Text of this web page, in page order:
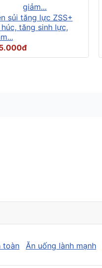
sủi tăng lực ZSS+
tăng sinh lực,
toàn Ăn uống lành mạnh